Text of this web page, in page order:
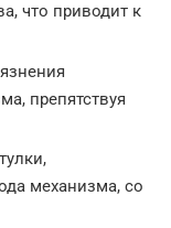
что приводит к
препятствуя
механизма, со